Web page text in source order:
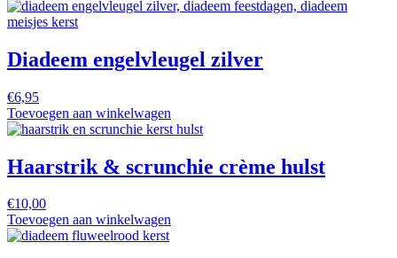
Diadeem engelvleugel zilver
€6,95
Toevoegen aan winkelwagen
Haarstrik & scrunchie crème hulst
€10,00
Toevoegen aan winkelwagen